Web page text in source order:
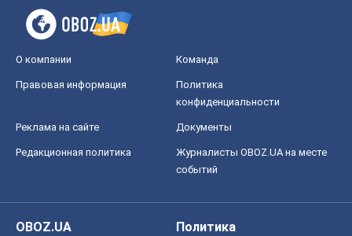
О компании Команда
Правовая информация
Политика
конфиденциальности
Реклама на сайте Документы
Редакционная политика
Журналисты OBOZ.UA на месте
событий
OBOZ.UA
Политика